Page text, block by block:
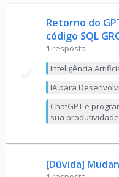
Retorno do
código SQL
1 resposta
Inteligência
IA para
ChatGPT e
sua produtividade
[Dúvida]